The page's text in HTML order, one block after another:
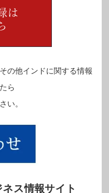
の他インドに関する情報
ら
い。
ネス情報サイト